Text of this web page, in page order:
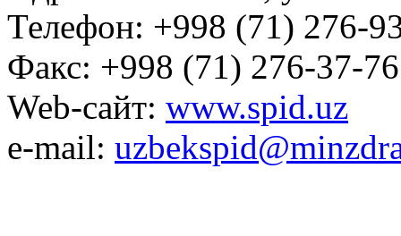
Телефон: +998 (71) 276-
Факс: +998 (71) 276-37-76
Web-сайт: www.spid.uz
e-mail: